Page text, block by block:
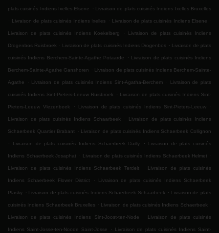
plats cuisinés Indiens Ixelles Elsene . Livraison de plats cuisinés Indiens Ixelles Bruxelles
. Livraison de plats cuisinés Indiens Ixelles . Livraison de plats cuisinés Indiens Elsene .
Livraison de plats cuisinés Indiens Koekelberg . Livraison de plats cuisinés Indiens
Drogenbos Ruisbroek . Livraison de plats cuisinés Indiens Drogenbos . Livraison de plats
cuisinés Indiens Berchem-Sainte-Agathe Potaarde . Livraison de plats cuisinés Indiens
Berchem-Sainte-Agathe Ganshoren . Livraison de plats cuisinés Indiens Berchem-Sainte-
Agathe . Livraison de plats cuisinés Indiens Sint-Agatha-Berchem . Livraison de plats
cuisinés Indiens Sint-Pieters-Leeuw Ruisbroek . Livraison de plats cuisinés Indiens Sint-
Pieters-Leeuw Vlezenbeek . Livraison de plats cuisinés Indiens Sint-Pieters-Leeuw .
Livraison de plats cuisinés Indiens Schaarbeek . Livraison de plats cuisinés Indiens
Schaerbeek Quartier Brabant . Livraison de plats cuisinés Indiens Schaerbeek Collignon
.
Livraison de plats cuisinés Indiens Schaerbeek Dailly . Livraison de plats cuisinés
Indiens Schaerbeek Josaphat . Livraison de plats cuisinés Indiens Schaerbeek Helmet .
Livraison de plats cuisinés Indiens Schaerbeek Terdelt . Livraison de plats cuisinés
Indiens Schaerbeek Flower District . Livraison de plats cuisinés Indiens Schaerbeek
Plasky . Livraison de plats cuisinés Indiens Schaerbeek Schaarbeek . Livraison de plats
cuisinés Indiens Schaerbeek Bruxelles . Livraison de plats cuisinés Indiens Schaerbeek .
Livraison de plats cuisinés Indiens Sint-Joost-ten-Node . Livraison de plats cuisinés
Indiens Saint-Josse-ten-Noode Saint-Josse . Livraison de plats cuisinés Indiens Saint-